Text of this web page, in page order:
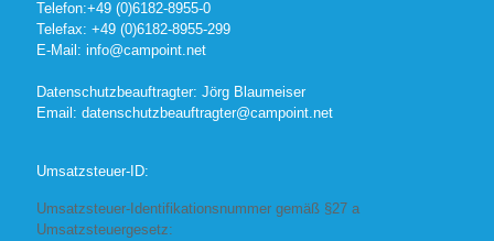
Telefon:+49 (0)6182-8955-0
Telefax: +49 (0)6182-8955-299
E-Mail: info@campoint.net
Datenschutzbeauftragter: Jörg Blaumeiser
Email: datenschutzbeauftragter@campoint.net
Umsatzsteuer-ID:
Umsatzsteuer-Identifikationsnummer gemäß §27 a
Umsatzsteuergesetz: